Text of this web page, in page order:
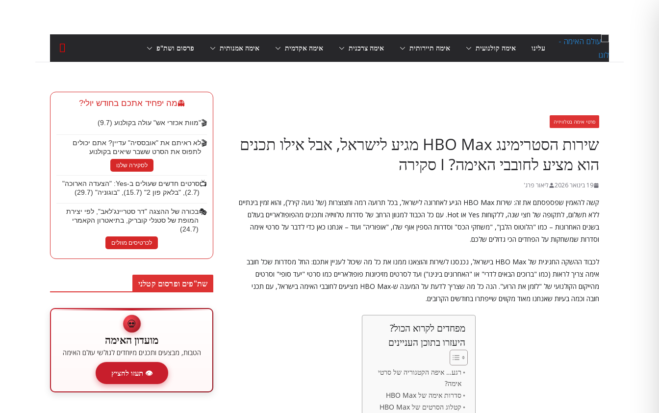
content
עלינו אימה קולנועית אימה תיירותית אימה צרכנית אימה אקדמית אימה אמנותית פרסום ושת"פ
סרטי אימה בטלוויזיה
שירות הסטרימינג HBO Max מגיע לישראל, אבל אילו תכנים
הוא מציע לחובבי האימה? I סקירה
19 בינואר 2026 ליאור פרג'
קשה להאמין שפספסתם את זה: שירות HBO Max הגיע לאחרונה לישראל, בכל תרועה רמה וחצוצרות (של נועה קירל), והוא זמין בינתיים
ללא תשלום, לתקופה של חצי שנה, ללקוחות Yes או Hot. עם כל הכבוד למגוון הרחב של סדרות טלוויזיה ותכנים מהפופולאריים בעולם
בשנים האחרונות – כמו "הלוטוס הלבן", "משחקי הכס" וסדרות הספין אוף שלו, "אופוריה" ועוד – אנחנו כאן כדי לדבר על סרטי אימה
וסדרות שמשחקות על הפחדים הכי גדולים שלכם.
לכבוד ההשקה החגיגית של HBO Max בישראל, נכנסנו לשירות והוצאנו ממנו את כל מה שיכול לעניין אתכם: החל מסדרות שכל חובב
אימה צריך לראות (כמו "ברוכים הבאים לדרי" או "האחרונים בינינו") ועד לסרטים מזיכיונות פופולאריים כמו סרטי "יעד סופי" וסרטים
מהייקום הקולנועי של "לזמן את הרוע". הנה כל מה שצריך לדעת על המענה ש-HBO Max מציעים לחובבי האימה בישראל, עם תכני
חובה וכמה בעיות שאנחנו מאוד מקווים שייפתרו בחודשים הקרובים.
מפחדים לקרוא הכול?
היעזרו בתוכן העניינים
רגע… איפה הקטגוריה של סרטי
אימה?
סדרות אימה של HBO Max
קטלוג הסרטים של HBO Max
👻מה יפחיד אתכם בחודש יולי?
🎬"מוות אכזרי אש" עולה בקולנוע (9.7)
🎬לא ראיתם את "אובססיה" עדיין? אתם יכולים
לתפוס את הסרט ששבר שיאים בקולנוע
לסקירה שלנו
📺
סרטים חדשים שעולים ב-Yes: "הצעדה הארוכה"
(2.7), "בלאק פון 2" (15.7), "בוגוניה" (29.7)
🎭בכורה של ההצגה "דר סטריינג'לאב", לפי יצירת
המופת של סטנלי קובריק, בתיאטרון הקאמרי
(24.7)
לכרטיסים מוזלים
שת"פים ופרסום קטלני
💀
מועדון האימה
הטבות, מבצעים ותכנים מיוחדים לגולשי עולם האימה
👁 תעזו להציץ